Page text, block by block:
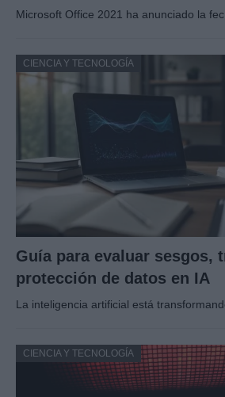
Microsoft Office 2021 ha anunciado la
CIENCIA Y TECNOLOGÍA
Guía para evaluar sesgos,
protección de datos en IA
La inteligencia artificial está
CIENCIA Y TECNOLOGÍA